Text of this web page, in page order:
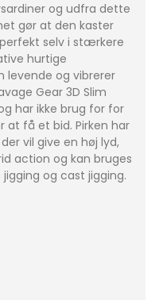
og udfra dette
gør at den kaster
selv i stærkere
hurtige
levende og vibrerer
Gear 3D Slim
har ikke brug for for
at få et bid. Pirken har
vil give en høj lyd,
action og kan bruges
og cast jigging.